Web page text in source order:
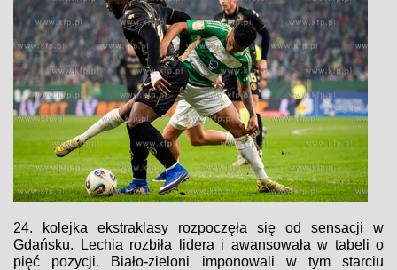
24. kolejka ekstraklasy rozpoczęła się od sensacji w
Gdańsku. Lechia rozbiła lidera i awansowała w tabeli o
pięć pozycji. Biało-zieloni imponowali w tym starciu